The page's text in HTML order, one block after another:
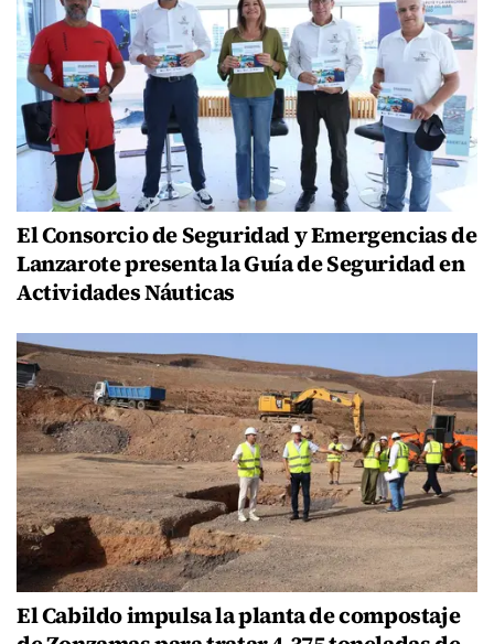
El Consorcio de Seguridad y Emergencias de
Lanzarote presenta la Guía de Seguridad en
Actividades Náuticas
El Cabildo impulsa la planta de compostaje